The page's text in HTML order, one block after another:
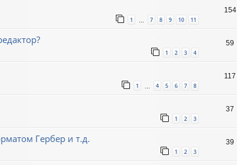
1 … 7 8 9 10 11
154
1 2 3 4
59
1 … 4 5 6 7 8
117
1 2 3
37
Гербер и т.д.
1 2 3
39